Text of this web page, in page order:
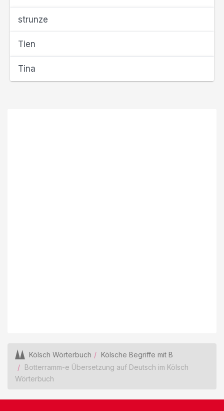
strunze
Tien
Tina
Kölsch Wörterbuch
Kölsche Begriffe mit B
Botterramm-e Übersetzung auf Deutsch im Kölsch
Wörterbuch